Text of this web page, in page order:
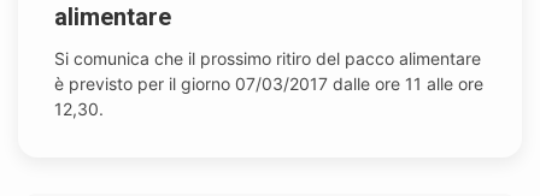
alimentare
Si comunica che il prossimo ritiro del pacco alimentare
è previsto per il giorno 07/03/2017 dalle ore 11 alle ore
12,30.